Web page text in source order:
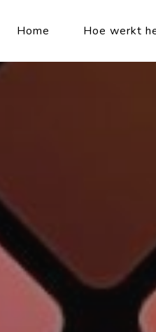
Home Hoe werkt